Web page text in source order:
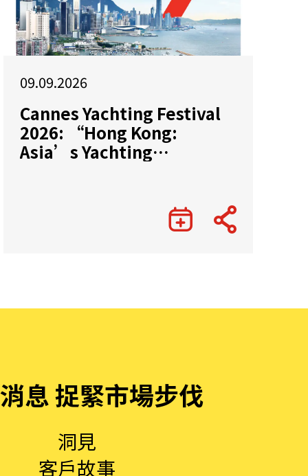
09.09.2026
Cannes Yachting Festival
2026: “Hong Kong:
Asia’s Yachting
息 捉緊市場步伐
洞見
客戶故事